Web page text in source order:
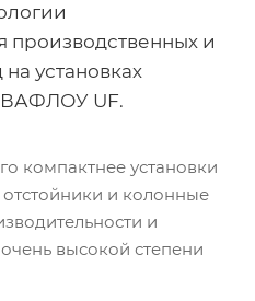
производственных и
установках
UF.
компактнее установки
и колонные
и
высокой степени